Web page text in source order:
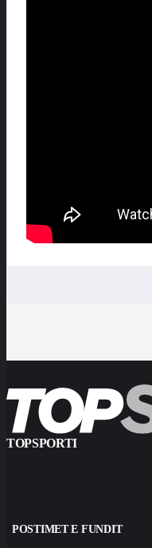
TOPSPORTI
POSTIMET E FUNDIT